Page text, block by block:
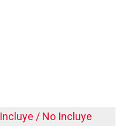
Incluye / No Incluye